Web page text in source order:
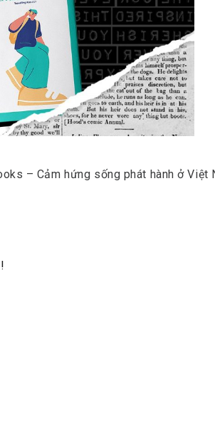
– Cảm hứng sống phát hành ở Việt